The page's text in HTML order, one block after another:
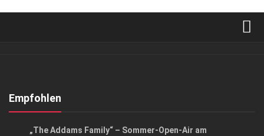
Kontakt, Impressum
Empfohlen
„The Addams Family“ – Sommer-Open-Air am